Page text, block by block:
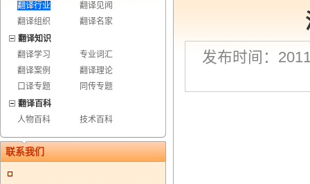
翻译行业
翻译见闻
翻译组织
翻译名家
翻译知识
翻译学习
专业词汇
翻译案例
翻译理论
口译专题
同传专题
翻译百科
人物百科
技术百科
联系我们
发布时间：